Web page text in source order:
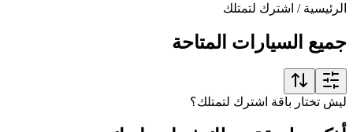
الرئيسية / اشترك لتمتلك
جميع السيارات المتاحة
ليش تختار باقة اشترك لتمتلك؟